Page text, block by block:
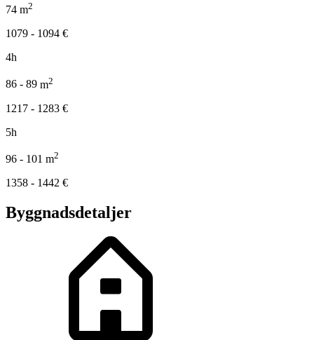
74 m2
1079 - 1094 €
4h
86 - 89 m2
1217 - 1283 €
5h
96 - 101 m2
1358 - 1442 €
Byggnadsdetaljer